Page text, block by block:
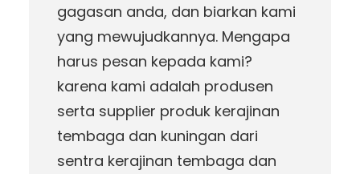
gagasan anda, dan biarkan kami
yang mewujudkannya. Mengapa
harus pesan kepada kami?
karena kami adalah produsen
serta supplier produk kerajinan
tembaga dan kuningan dari
sentra kerajinan tembaga dan